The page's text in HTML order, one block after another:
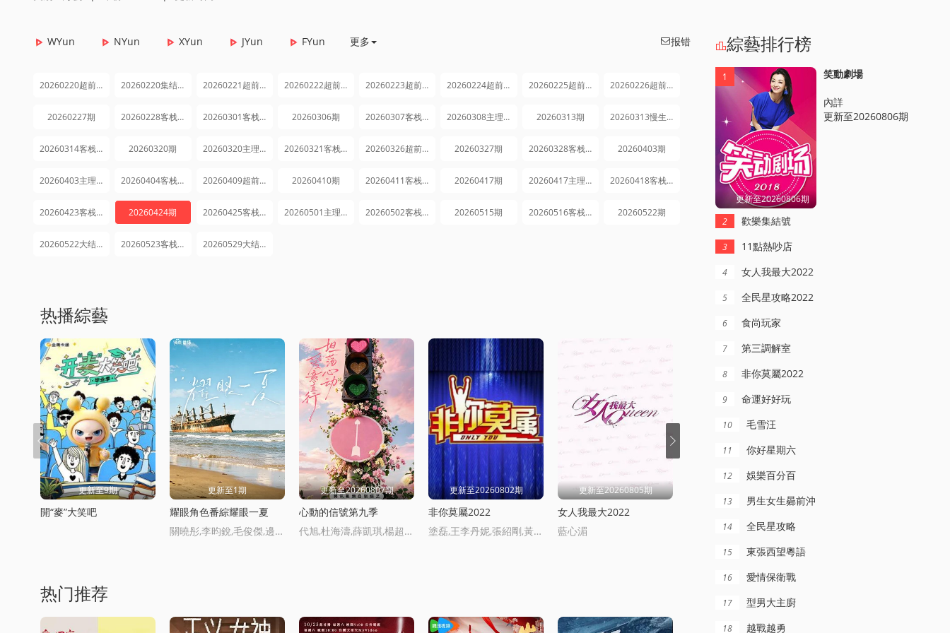
WYun NYun XYun JYun FYun 更多 报错
20260220超前营业 20260220集结篇 20260221超前出发vlog 20260222超前出发vlog 20260223超前出发vlog 20260224超前出发vlog 20260225超前出发vlog 20260226超前出发vlog
20260227期 20260228客栈全员陪看记 20260301客栈加时营业 20260306期 20260307客栈加时营业 20260308主理人日记 20260313期 20260313慢生活企划
20260314客栈加时营业 20260320期 20260320主理人日记 20260321客栈加时营业 20260326超前营业 20260327期 20260328客栈加时营业 20260403期
20260403主理人日记 20260404客栈加时营业 20260409超前营业 20260410期 20260411客栈加时营业 20260417期 20260417主理人日记 20260418客栈加时营业
20260423客栈解忧企划 20260424期 20260425客栈加时营业 20260501主理人日记 20260502客栈加时营业 20260515期 20260516客栈加时营业 20260522期
20260522大结局篇上 20260523客栈加时营业 20260529大结局篇下
热播綜藝
更新至9期
開“麥”大笑吧
更新至1期
耀眼角色番綜耀眼一夏
關曉彤,李昀銳,毛俊傑,邊天敭,王翰聞,高鞦梓
更新至20260807期
心動的信號第九季
代旭,杜海濤,薛凱琪,楊超越,張純爗
更新至20260802期
非你莫屬2022
塗磊,王李丹妮,張紹剛,黃健翔
更新至20260805期
女人我最大2022
藍心湄
沈玉琳,殷悅
热门推荐
綜藝排行榜
更新至20260806期
1 笑動劇場
內詳
更新至20260806期
2 歡樂集結號
3 11點熱吵店
4 女人我最大2022
5 全民星攻略2022
6 食尚玩家
7 第三調解室
8 非你莫屬2022
9 命運好好玩
10 毛雪汪
11 你好星期六
12 娛樂百分百
13 男生女生曏前沖
14 全民星攻略
15 東張西望粵語
16 愛情保衛戰
17 型男大主廚
18 越戰越勇